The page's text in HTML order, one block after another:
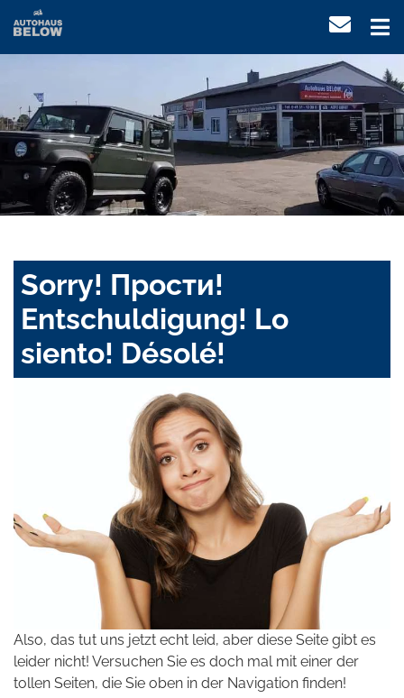
Sorry! Прости!
Entschuldigung! Lo
siento! Désolé!
Also, das tut uns jetzt echt leid, aber diese Seite gibt es
leider nicht! Versuchen Sie es doch mal mit einer der
tollen Seiten, die Sie oben in der Navigation finden!